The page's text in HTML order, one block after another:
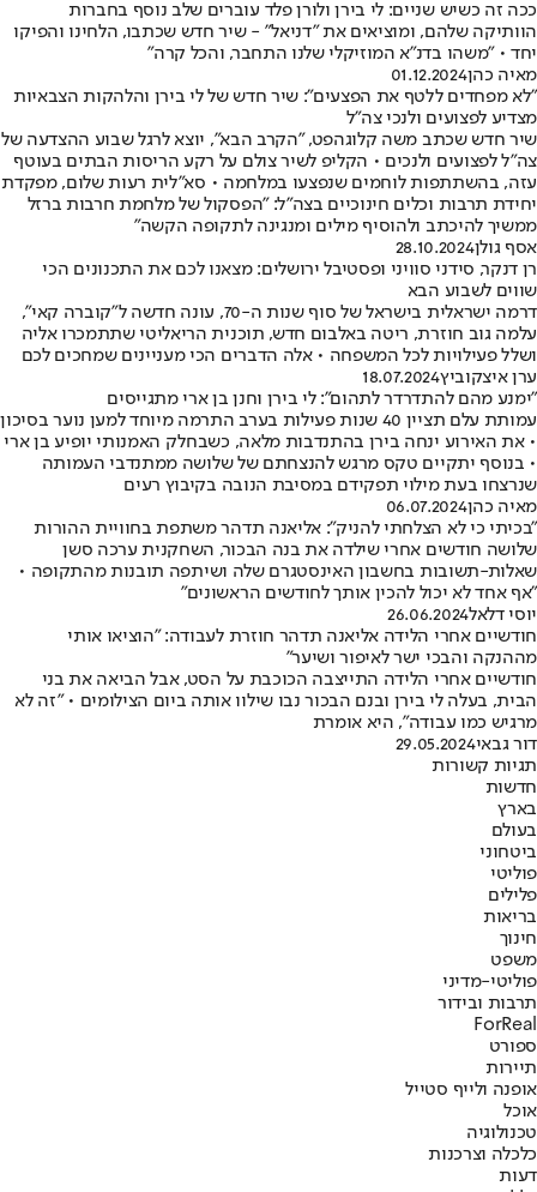
ככה זה כשיש שניים: לי בירן ולורן פלד עוברים שלב נוסף בחברות
הוותיקה שלהם, ומוציאים את "דניאל" - שיר חדש שכתבו, הלחינו והפיקו
יחד • "משהו בדנ"א המוזיקלי שלנו התחבר, והכל קרה"
מאיה כהן01.12.2024
״לא מפחדים ללטף את הפצעים": שיר חדש של לי בירן והלהקות הצבאיות
מצדיע לפצועים ולנכי צה"ל
שיר חדש שכתב משה קלוגהפט, "הקרב הבא", יוצא לרגל שבוע ההצדעה של
צה"ל לפצועים ולנכים • הקליפ לשיר צולם על רקע הריסות הבתים בעוטף
עזה, בהשתתפות לוחמים שנפצעו במלחמה • סא״לית רעות שלום, מפקדת
יחידת תרבות וכלים חינוכיים בצה״ל: "הפסקול של מלחמת חרבות ברזל
ממשיך להיכתב ולהוסיף מילים ומנגינה לתקופה הקשה"
אסף גולן28.10.2024
רן דנקר, סידני סוויני ופסטיבל ירושלים: מצאנו לכם את התכנונים הכי
שווים לשבוע הבא
דרמה ישראלית בישראל של סוף שנות ה-70, עונה חדשה ל"קוברה קאי",
עלמה גוב חוזרת, ריטה באלבום חדש, תוכנית הריאליטי שתתמכרו אליה
ושלל פעילויות לכל המשפחה • אלה הדברים הכי מעניינים שמחכים לכם
ערן איצקוביץ18.07.2024
"ימנע מהם להתדרדר לתהום": לי בירן וחנן בן ארי מתגייסים
עמותת עלם תציין 40 שנות פעילות בערב התרמה מיוחד למען נוער בסיכון
• את האירוע ינחה בירן בהתנדבות מלאה, כשבחלק האמנותי יופיע בן ארי
• בנוסף יתקיים טקס מרגש להנצחתם של שלושה ממתנדבי העמותה
שנרצחו בעת מילוי תפקידם במסיבת הנובה בקיבוץ רעים
מאיה כהן06.07.2024
"בכיתי כי לא הצלחתי להניק": אליאנה תדהר משתפת בחוויית ההורות
שלושה חודשים אחרי שילדה את בנה הבכור, השחקנית ערכה סשן
שאלות-תשובות בחשבון האינסטגרם שלה ושיתפה תובנות מהתקופה •
"אף אחד לא יכול להכין אותך לחודשים הראשונים"
יוסי דלאל26.06.2024
חודשיים אחרי הלידה אליאנה תדהר חוזרת לעבודה: "הוציאו אותי
מההנקה והבכי ישר לאיפור ושיער"
חודשיים אחרי הלידה התייצבה הכוכבת על הסט, אבל הביאה את בני
הבית, בעלה לי בירן ובנם הבכור נבו שילוו אותה ביום הצילומים • "זה לא
מרגיש כמו עבודה", היא אומרת
דור גבאי29.05.2024
תגיות קשורות
חדשות
בארץ
בעולם
ביטחוני
פוליטי
פלילים
בריאות
חינוך
משפט
פוליטי-מדיני
תרבות ובידור
ForReal
ספורט
תיירות
אופנה ולייף סטייל
אוכל
טכנולוגיה
כלכלה וצרכנות
דעות